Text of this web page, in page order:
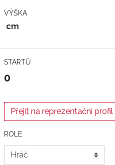
VÝŠKA
cm
STARTŮ
0
Přejít na reprezentační profil
ROLE